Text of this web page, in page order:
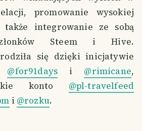
promowanie wysokiej
integrowanie ze sobą
Steem i Hive.
się dzięki inicjatywie
@for91daysi @rimicane,
konto @pl-travelfeed
i @rozku.